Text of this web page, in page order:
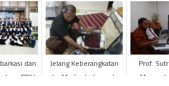
dan
PPIH
Jelang Keberangkatan
ke Madinah, Jemaah
Prof.